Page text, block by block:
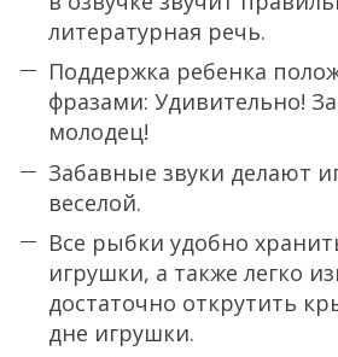
литературная речь.
Поддержка ребенка
фразами: Удивительно!
молодец!
Забавные звуки делают
веселой.
Все рыбки удобно
игрушки, а также легко
достаточно открутить
дне игрушки.